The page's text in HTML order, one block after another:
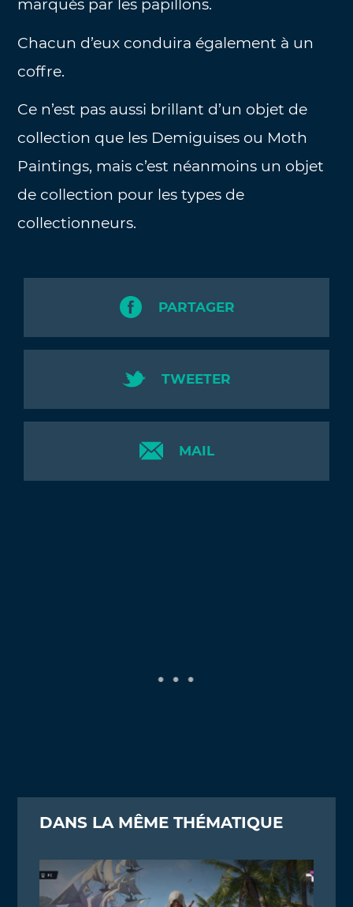
marqués par les papillons.
Chacun d’eux conduira également à un
coffre.
Ce n’est pas aussi brillant d’un objet de
collection que les Demiguises ou Moth
Paintings, mais c’est néanmoins un objet
de collection pour les types de
collectionneurs.
PARTAGER
TWEETER
MAIL
DANS LA MÊME THÉMATIQUE